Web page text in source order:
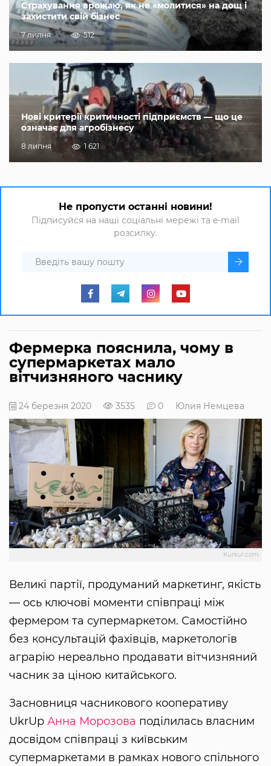
Страхування врожаю, як не «молитися» на дощ і
захистити свій бізнес
7 липня 512
Нові критерії критичності підприємств — що це
означає для агробізнесу
8 липня 1 621
Не пропусти останні новини!
Підписуйся на наші соціальні мережі та e-mail
розсилку.
Фермерка пояснила, чому в
супермаркетах мало
вітчизняного часнику
24 березня 2020 3535 0 Юлия Немцева
Kurkul.com
Великі партії, продуманий маркетинг, якість
— ось ключові моменти співпраці між
фермером та супермаркетом. Самостійно
без консультацій фахівців, маркетологів
аграрію нереально продавати вітчизняний
часник за ціною китайського.
Засновниця часникового кооперативу
UkrUp Анна Морозова поділилась власним
досвідом співпраці з київським
супермаркетами в рамках нового спільного